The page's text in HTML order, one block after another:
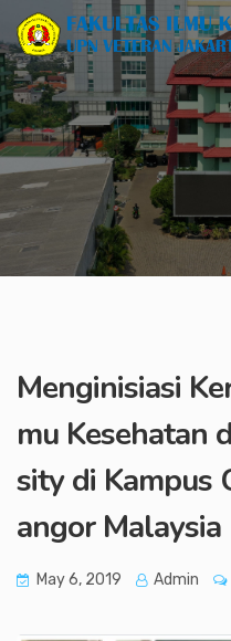
Menginisiasi
mu Kesehatan
sity di Kampus
angor Malaysia
May 6, 2019 Admin